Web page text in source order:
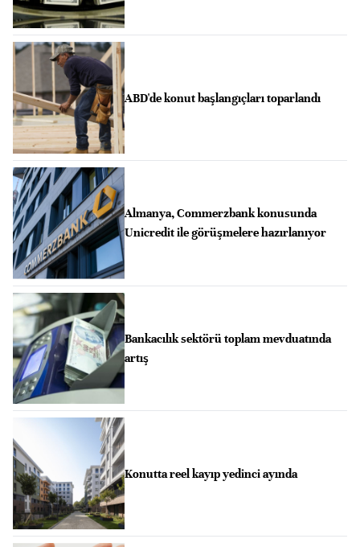
ABD'de konut başlangıçları toparlandı
Almanya, Commerzbank konusunda
Unicredit ile görüşmelere hazırlanıyor
Bankacılık sektörü toplam mevduatında
artış
Konutta reel kayıp yedinci ayında